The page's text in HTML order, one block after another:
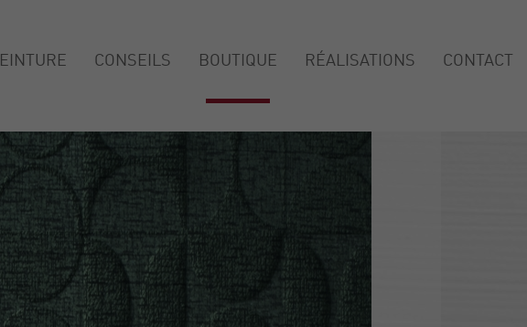
CONSEILS BOUTIQUE RÉALISATIONS CONTACT